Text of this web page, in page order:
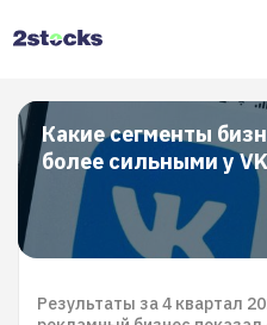
Какие сегменты
более сильными у VK
Результаты за 4 квартал